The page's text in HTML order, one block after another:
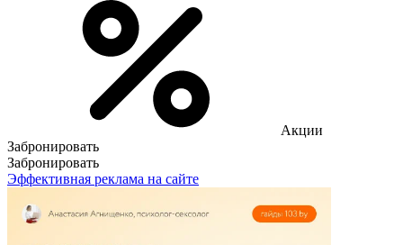
Акции
Забронировать
Забронировать
Эффективная реклама на сайте